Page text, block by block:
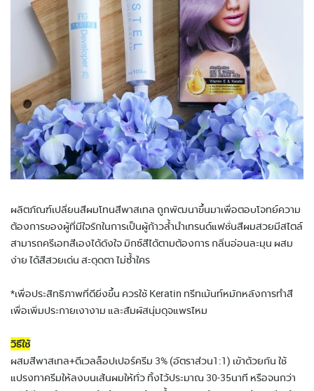
ผลิตภัณฑ์เปลี่ยนสีผมโทนสีพาสเทล ถูกพัฒนาขึ้นมาเพื่อตอบโจทย์ความ
ต้องการของผู้ที่มีใจรักในการเป็นผู้ก้าวล้ำนำเทรนด์แฟชั่นสีผมสวยมีสไตล์
สามารถครีเอทสีเองได้ดังใจ มิกซ์สีได้ตามต้องการ กลิ่นอ่อนละมุน ผสม
ง่าย ได้สีสวยเด่น สะดุดตา ไม่ซ้ำใคร
*เพื่อประสิทธิภาพที่ดียิ่งขึ้น ควรใช้ Keratin ทรีทเม้นท์หมักหลังการทำสี
เพื่อเพิ่มประกายเงางาม และสัมผัสนุ่มดุจแพรไหม
วิธีใช้
ผสมสีพาสเทล+ดีเวลล็อปเปอร์ครีม 3% (อัตราส่วน1:1) เข้าด้วยกัน ใช้
แปรงทาครีมให้ลงบนเส้นผมให้ทั่ว ทิ้งไว้ประมาณ 30-35นาที หรือจนกว่า